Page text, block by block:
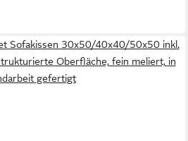
Sofakissen 30x50/40x40/50x50 inkl.
Oberfläche, fein meliert, in
gefertigt